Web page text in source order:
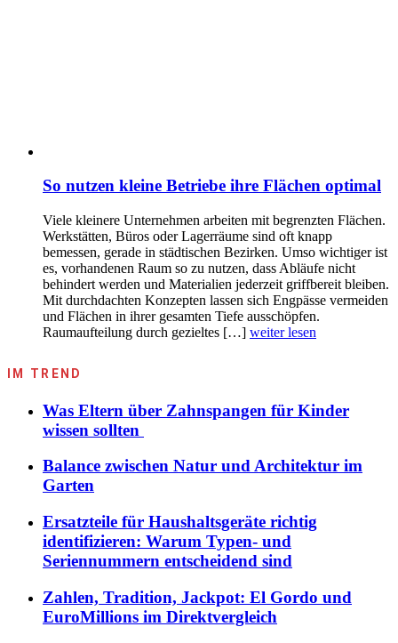
So nutzen kleine Betriebe ihre Flächen optimal
Viele kleinere Unternehmen arbeiten mit begrenzten Flächen.
Werkstätten, Büros oder Lagerräume sind oft knapp
bemessen, gerade in städtischen Bezirken. Umso wichtiger ist
es, vorhandenen Raum so zu nutzen, dass Abläufe nicht
behindert werden und Materialien jederzeit griffbereit bleiben.
Mit durchdachten Konzepten lassen sich Engpässe vermeiden
und Flächen in ihrer gesamten Tiefe ausschöpfen.
Raumaufteilung durch gezieltes […] weiter lesen
IM TREND
Was Eltern über Zahnspangen für Kinder
wissen sollten
Balance zwischen Natur und Architektur im
Garten
Ersatzteile für Haushaltsgeräte richtig
identifizieren: Warum Typen- und
Seriennummern entscheidend sind
Zahlen, Tradition, Jackpot: El Gordo und
EuroMillions im Direktvergleich